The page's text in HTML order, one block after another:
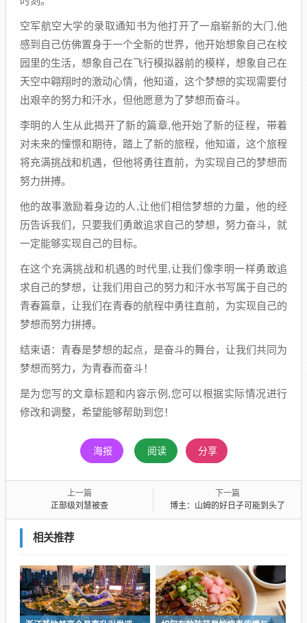
空军航空大学的录取通知书为他打开了一扇崭新的大门,他
感到自己仿佛置身于一个全新的世界，他开始想象自己在校
园里的生活，想象自己在飞行模拟器前的模样，想象自己在
天空中翱翔时的激动心情，他知道，这个梦想的实现需要付
出艰辛的努力和汗水，但他愿意为了梦想而奋斗。
李明的人生从此揭开了新的篇章,他开始了新的征程，带着
对未来的憧憬和期待，踏上了新的旅程，他知道，这个旅程
将充满挑战和机遇，但他将勇往直前，为实现自己的梦想而
努力拼搏。
他的故事激励着身边的人,让他们相信梦想的力量，他的经
历告诉我们，只要我们勇敢追求自己的梦想，努力奋斗，就
一定能够实现自己的目标。
在这个充满挑战和机遇的时代里,让我们像李明一样勇敢追
求自己的梦想，让我们用自己的努力和汗水书写属于自己的
青春篇章，让我们在青春的航程中勇往直前，为实现自己的
梦想而努力拼搏。
结束语：青春是梦想的起点，是奋斗的舞台，让我们共同为
梦想而努力，为青春而奋斗！
是为您写的文章标题和内容示例,您可以根据实际情况进行
修改和调整，希望能够帮助到您！
海报 阅读 分享
上一篇
正部级刘慧被查
下一篇
博主：山姆的好日子可能到头了
相关推荐